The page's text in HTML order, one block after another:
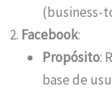
(business-
Facebook:
Propósito:
base de